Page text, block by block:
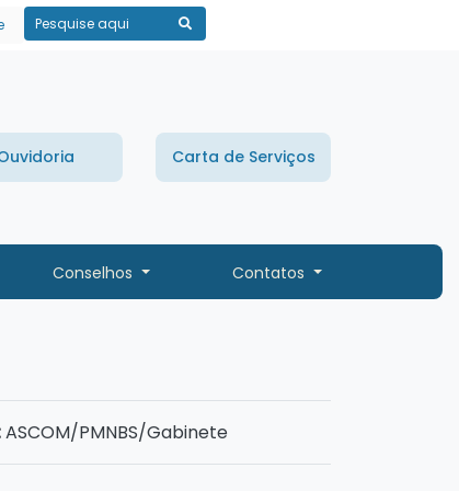
Pesquisar
Carta de Serviços
Conselhos Contatos
ASCOM/PMNBS/Gabinete